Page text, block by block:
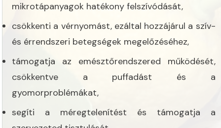
mikrotápanyagok hatékony felszívódását,
csökkenti a vérnyomást, ezáltal hozzájárul a szív-
és érrendszeri betegségek megelőzéséhez,
támogatja az emésztőrendszered működését,
csökkentve a puffadást és a
gyomorproblémákat,
segíti a méregtelenítést és támogatja a